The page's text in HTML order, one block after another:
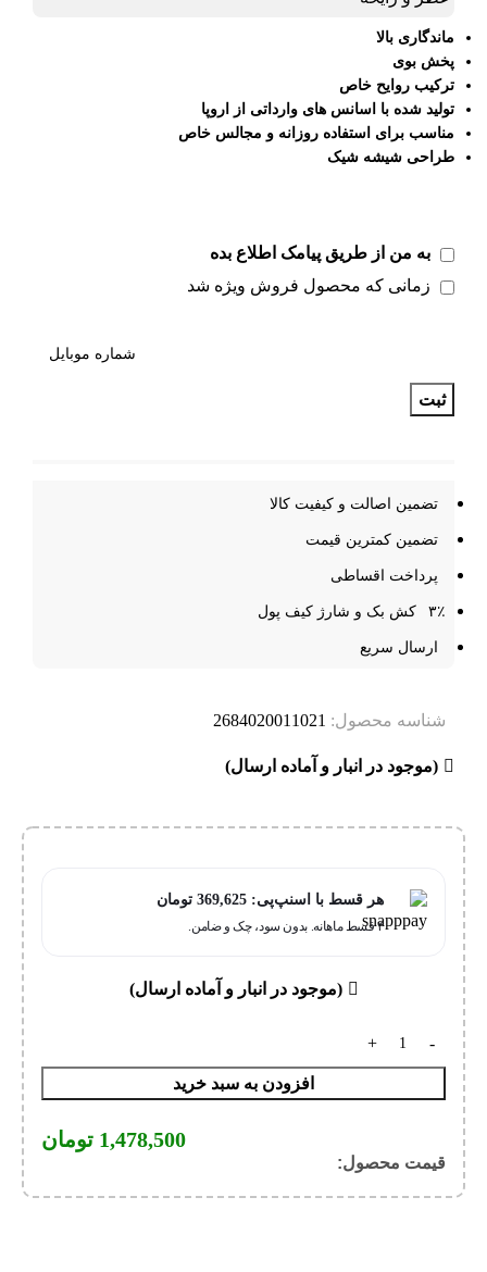
ماندگاری بالا
پخش بوی
ترکیب روایح خاص
تولید شده با اسانس‌ های وارداتی از اروپا
مناسب برای استفاده روزانه و مجالس خاص
طراحی شیشه شیک
به من از طریق پیامک اطلاع بده
زمانی که محصول فروش ویژه شد
ثبت
تضمین اصالت و کیفیت کالا
تضمین کمترین قیمت
پرداخت اقساطی
۳٪ کش بک و شارژ کیف پول
ارسال سریع
شناسه محصول: 2684020011021
(موجود در انبار و آماده ارسال)
هر قسط با اسنپ‌پی: 369,625 تومان
۴ قسط ماهانه. بدون سود، چک و ضامن.
(موجود در انبار و آماده ارسال)
افزودن به سبد خرید
قیمت محصول:​
1,478,500 تومان